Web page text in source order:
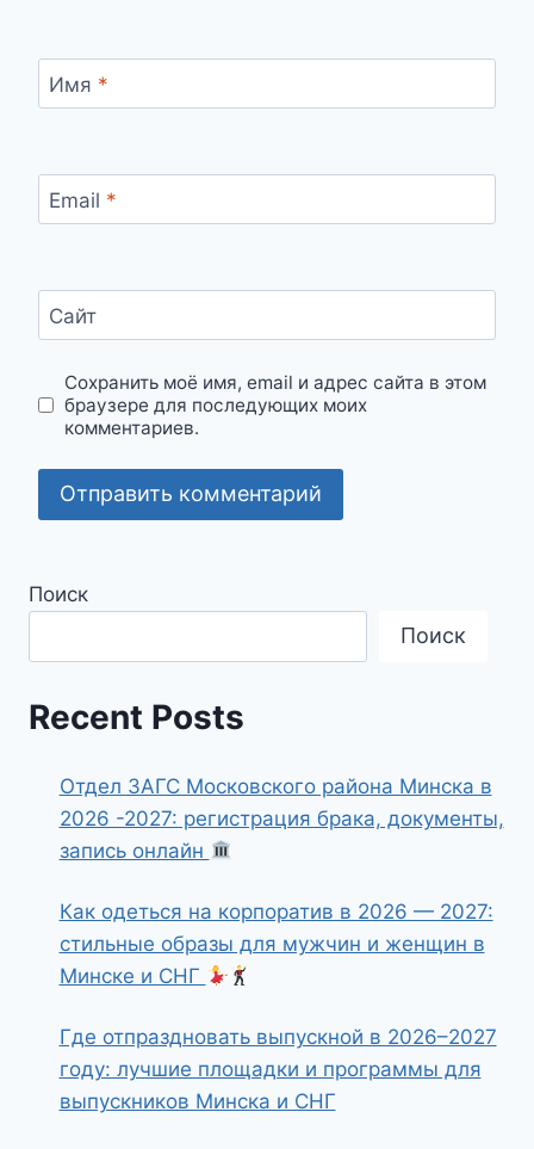
Имя *
Email *
Сайт
Сохранить моё имя, email и адрес сайта в этом
браузере для последующих моих
комментариев.
Поиск
Поиск
Recent Posts
Отдел ЗАГС Московского района Минска в
2026 -2027: регистрация брака, документы,
запись онлайн
Как одеться на корпоратив в 2026 — 2027:
стильные образы для мужчин и женщин в
Минске и СНГ
Где отпраздновать выпускной в 2026–2027
году: лучшие площадки и программы для
выпускников Минска и СНГ